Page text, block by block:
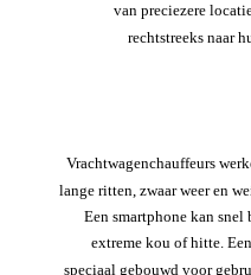
van preciezere
rechtstreeks naar
Vrachtwagenchauffeurs
lange ritten, zwaar weer en
Een smartphone kan
extreme kou of hitte.
speciaal gebouwd voor